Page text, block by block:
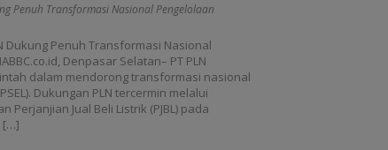
Penuh Transformasi Nasional Pengelolaan
Dukung Penuh Transformasi Nasional
Denpasar Selatan– PT PLN
dalam mendorong transformasi nasional
Dukungan PLN tercermin melalui
Jual Beli Listrik (PJBL) pada
[…]